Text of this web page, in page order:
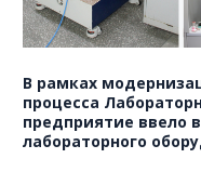
В рамках
процесса
предприятие ввело
лабораторного